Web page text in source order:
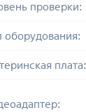
проверки:
оборудования:
плата: